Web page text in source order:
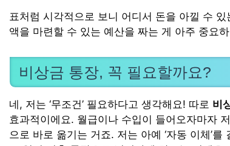
표처럼 시각적으로 보니 어디서 돈을 아낄 수
액을 마련할 수 있는 예산을 짜는 게 아주 중요
비상금 통장, 꼭 필요할까요?
네, 저는 ‘무조건’ 필요하다고 생각해요! 따로 비
효과적이에요. 월급이나 수입이 들어오자마자
으로 바로 옮기는 거죠. 저는 아예 ‘자동 이체’